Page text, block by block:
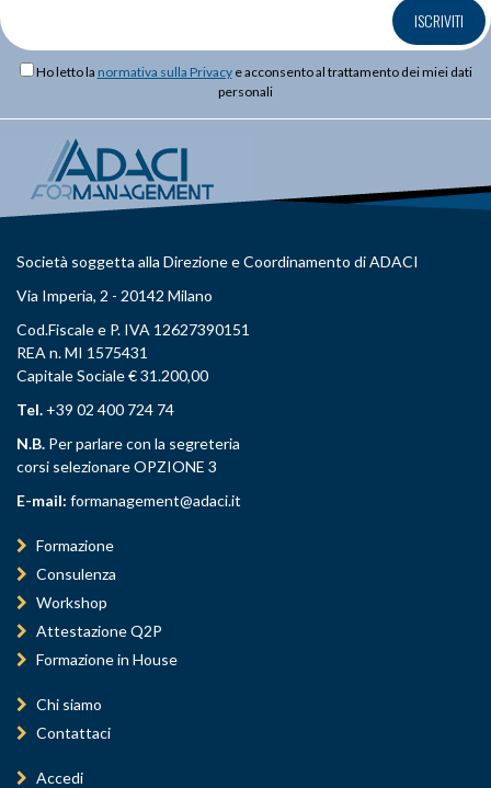
ISCRIVITI
Ho letto la normativa sulla Privacye acconsento al trattamento dei miei dati
personali
Società soggetta alla Direzione e Coordinamento di ADACI
Via Imperia, 2 - 20142 Milano
Cod.Fiscale e P. IVA 12627390151
REA n. MI 1575431
Capitale Sociale € 31.200,00
Tel. +39 02 400 724 74
N.B. Per parlare con la segreteria
corsi selezionare OPZIONE 3
E-mail: formanagement@adaci.it
Formazione
Consulenza
Workshop
Attestazione Q2P
Formazione in House
Chi siamo
Contattaci
Accedi